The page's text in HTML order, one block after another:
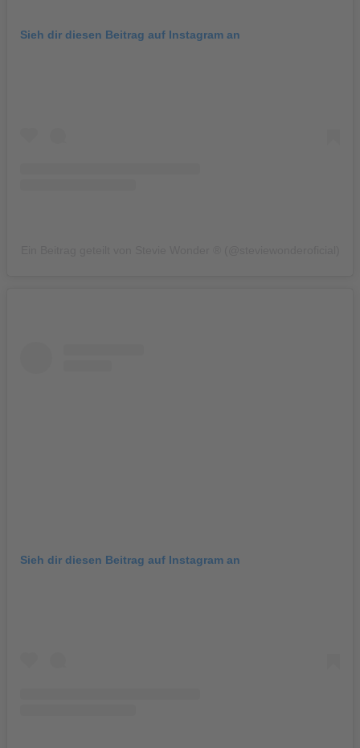
Sieh dir diesen Beitrag auf Instagram an
Sieh dir diesen Beitrag auf Instagram an